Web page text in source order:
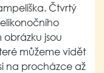
Čtvrtý
jsou
můžeme vidět
na procházce až